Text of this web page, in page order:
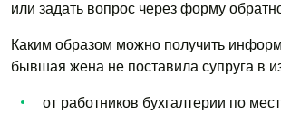
или задать вопрос через форму
Каким образом можно получить
бывшая жена не поставила супруга в
от работников бухгалтерии по